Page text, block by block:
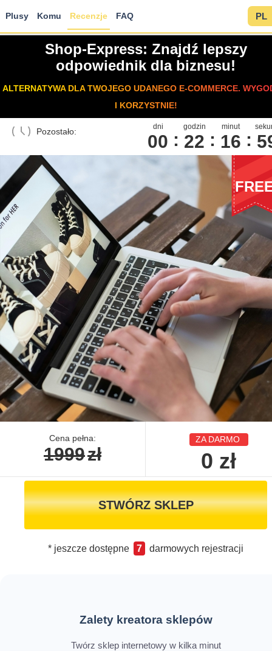
Plusy Komu Recenzje FAQ PL
Shop-Express: Znajdź lepszy
odpowiednik dla biznesu!
ALTERNATYWA DLA TWOJEGO UDANEGO E-COMMERCE.
I KORZYSTNIE!
Pozostało: dni
00
godzin
22
minut
16 5
Cena pełna:
1999zł
ZA DARMO
0 zł
STWÓRZ SKLEP
* jeszcze dostępne 7 darmowych rejestracji
Zalety kreatora sklepów
Twórz sklep internetowy w kilka minut